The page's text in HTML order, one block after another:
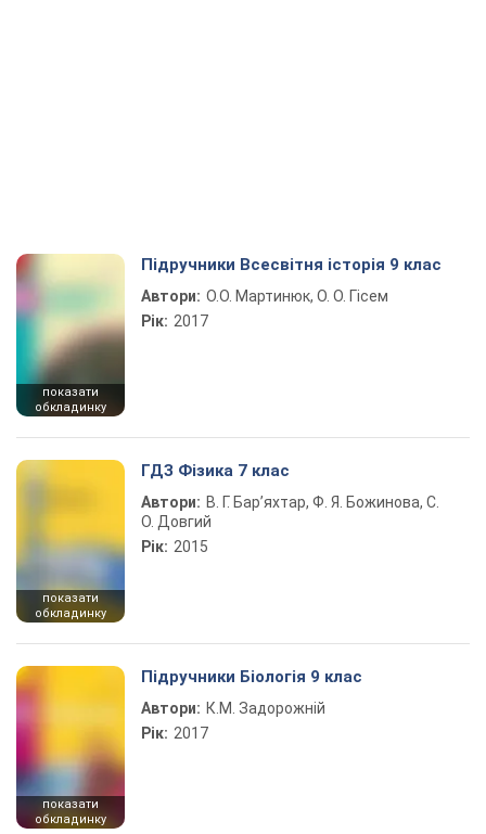
показати
обкладинку
Підручники Всесвітня історія 9 клас
Автори: О.О. Мартинюк, О. О. Гісем
Рік: 2017
показати
обкладинку
ГДЗ Фізика 7 клас
Автори: В. Г. Бар’яхтар, Ф. Я. Божинова, С.
О. Довгий
Рік: 2015
показати
обкладинку
Підручники Біологія 9 клас
Автори: К.М. Задорожній
Рік: 2017